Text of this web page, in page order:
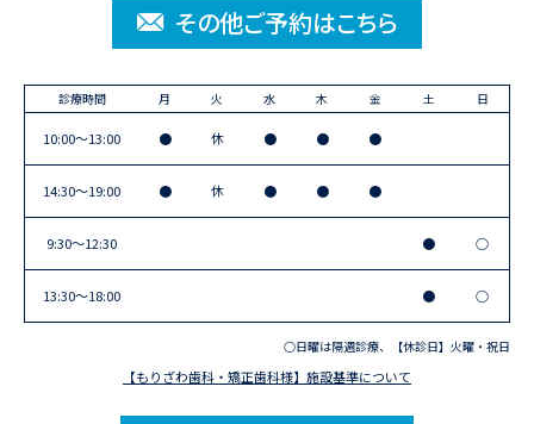
その他ご予約はこちら
診療時間 月 火 水 木 金 土 日
10:00〜13:00 ● 休 ● ● ●
14:30〜19:00 ● 休 ● ● ●
9:30〜12:30 ● ○
13:30〜18:00 ● ○
○日曜は隔週診療、【休診日】火曜・祝日
【もりざわ歯科・矯正歯科様】施設基準について